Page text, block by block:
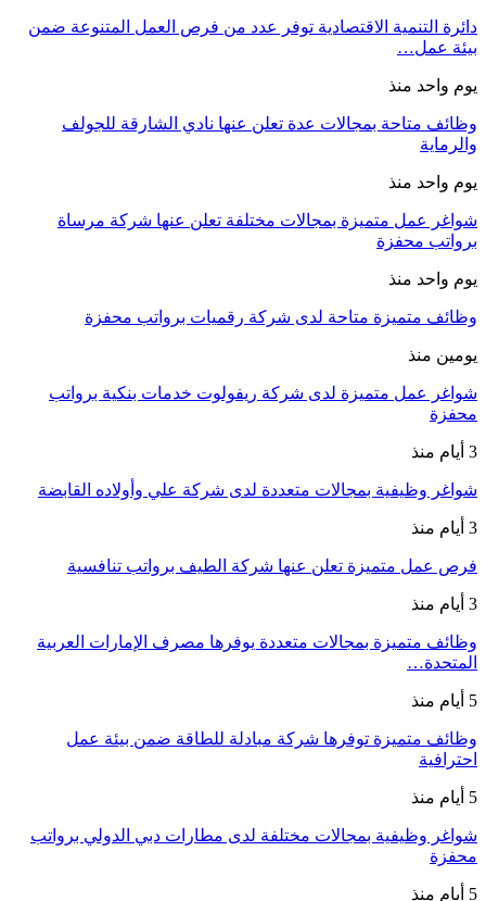
دائرة التنمية الاقتصادية توفر عدد من فرص العمل المتنوعة ضمن
بيئة عمل…
يوم واحد منذ
وظائف متاحة بمجالات عدة تعلن عنها نادي الشارقة للجولف
والرماية
يوم واحد منذ
شواغر عمل متميزة بمجالات مختلفة تعلن عنها شركة مرساة
برواتب محفزة
يوم واحد منذ
وظائف متميزة متاحة لدى شركة رقميات برواتب محفزة
يومين منذ
شواغر عمل متميزة لدى شركة ريفولوت خدمات بنكية برواتب
محفزة
3 أيام منذ
شواغر وظيفية بمجالات متعددة لدى شركة علي وأولاده القابضة
3 أيام منذ
فرص عمل متميزة تعلن عنها شركة الطيف برواتب تنافسية
3 أيام منذ
وظائف متميزة بمجالات متعددة يوفرها مصرف الإمارات العربية
المتحدة…
5 أيام منذ
وظائف متميزة توفرها شركة مبادلة للطاقة ضمن بيئة عمل
احترافية
5 أيام منذ
شواغر وظيفية بمجالات مختلفة لدى مطارات دبي الدولي برواتب
محفزة
5 أيام منذ